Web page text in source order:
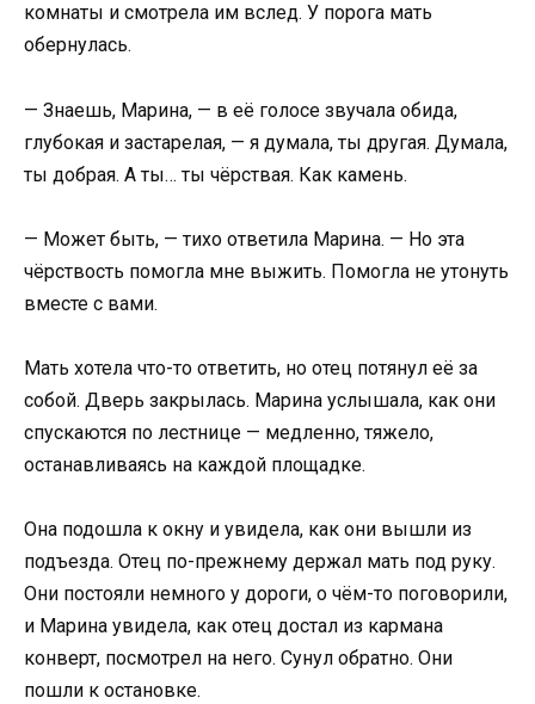
комнаты и смотрела им вслед. У порога мать
обернулась.
— Знаешь, Марина, — в её голосе звучала обида,
глубокая и застарелая, — я думала, ты другая. Думала,
ты добрая. А ты… ты чёрствая. Как камень.
— Может быть, — тихо ответила Марина. — Но эта
чёрствость помогла мне выжить. Помогла не утонуть
вместе с вами.
Мать хотела что-то ответить, но отец потянул её за
собой. Дверь закрылась. Марина услышала, как они
спускаются по лестнице — медленно, тяжело,
останавливаясь на каждой площадке.
Она подошла к окну и увидела, как они вышли из
подъезда. Отец по-прежнему держал мать под руку.
Они постояли немного у дороги, о чём-то поговорили,
и Марина увидела, как отец достал из кармана
конверт, посмотрел на него. Сунул обратно. Они
пошли к остановке.